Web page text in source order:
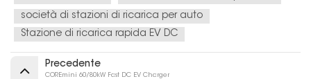
società di stazioni di ricarica per auto
Stazione di ricarica rapida EV DC
Precedente
COREmini 60/80kW Fast DC EV Charger